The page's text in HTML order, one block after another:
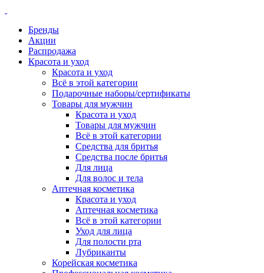
Бренды
Акции
Распродажа
Красота и уход
Красота и уход
Всё в этой категории
Подарочные наборы/сертификаты
Товары для мужчин
Красота и уход
Товары для мужчин
Всё в этой категории
Средства для бритья
Средства после бритья
Для лица
Для волос и тела
Аптечная косметика
Красота и уход
Аптечная косметика
Всё в этой категории
Уход для лица
Для полости рта
Лубриканты
Корейская косметика